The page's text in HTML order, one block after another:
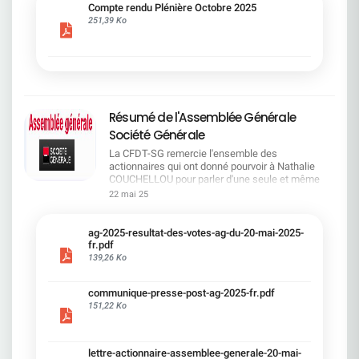
cadre du dialogue social.Bonne lecture !
Compte rendu Plénière Octobre 2025
251,39 Ko
Résumé de l'Assemblée Générale
Société Générale
La CFDT-SG remercie l'ensemble des
actionnaires qui ont donné pourvoir à Nathalie
COUCHELLOU pour parler d'une seule et même
voix.L'assemblée Générale s'est ouverte avec 4
souligné la forte amélioration en 2024 de tous les
facteurs financiers et le premier trimestre 2025
encourageant.Le Directeur Général, Slawomir
solide. Etre une banque simple et intégrée. Etre
une banque efficace. Etre une banque rentable. Le
22 mai 25
ag-2025-resultat-des-votes-ag-du-20-mai-2025-
fr.pdf
139,26 Ko
communique-presse-post-ag-2025-fr.pdf
151,22 Ko
lettre-actionnaire-assemblee-generale-20-mai-